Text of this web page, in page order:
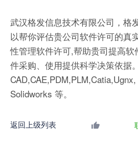
武汉格发信息技术有限公司，格
以帮你评估贵公司软件许可的真
性管理软件许可,帮助贵司提高
件采购、使用提供科学决策依据
Solidworks 等。
返回上级列表